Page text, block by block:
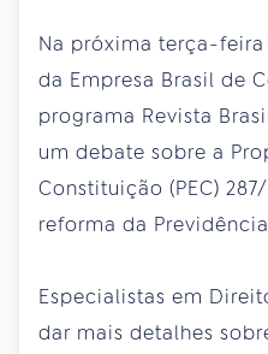
Na próxima terça-
da Empresa Brasil de
programa Revista
um debate sobre a
Constituição (PEC)
reforma da
Especialistas em
dar mais detalhes